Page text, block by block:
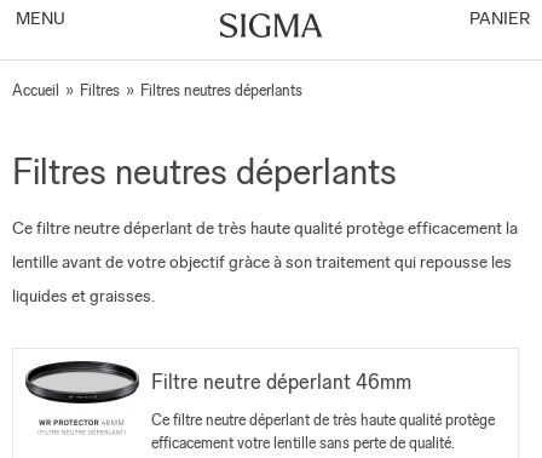
MENU PANIER
Accueil » Filtres » Filtres neutres déperlants
Filtres neutres déperlants
Ce filtre neutre déperlant de très haute qualité protège efficacement la
lentille avant de votre objectif gràce à son traitement qui repousse les
liquides et graisses.
Filtre neutre déperlant 46mm
Ce filtre neutre déperlant de très haute qualité protège
efficacement votre lentille sans perte de qualité.